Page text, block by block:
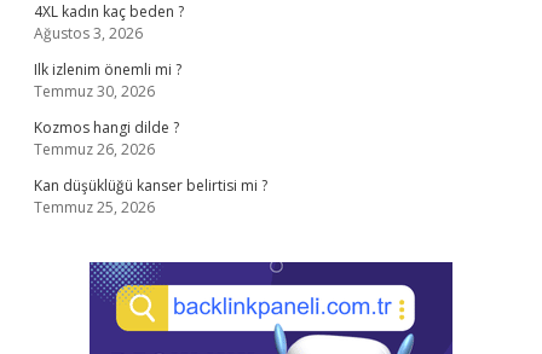
4XL kadın kaç beden ?
Ağustos 3, 2026
Ilk izlenim önemli mi ?
Temmuz 30, 2026
Kozmos hangi dilde ?
Temmuz 26, 2026
Kan düşüklüğü kanser belirtisi mi ?
Temmuz 25, 2026